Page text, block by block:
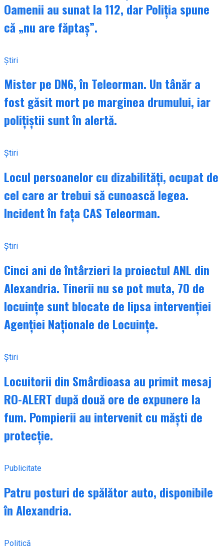
Oamenii au sunat la 112, dar Poliția spune
că „nu are făptaș”.
Știri
Mister pe DN6, în Teleorman. Un tânăr a
fost găsit mort pe marginea drumului, iar
polițiștii sunt în alertă.
Știri
Locul persoanelor cu dizabilități, ocupat de
cel care ar trebui să cunoască legea.
Incident în fața CAS Teleorman.
Știri
Cinci ani de întârzieri la proiectul ANL din
Alexandria. Tinerii nu se pot muta, 70 de
locuințe sunt blocate de lipsa intervenției
Agenției Naționale de Locuințe.
Știri
Locuitorii din Smârdioasa au primit mesaj
RO-ALERT după două ore de expunere la
fum. Pompierii au intervenit cu măști de
protecție.
Publicitate
Patru posturi de spălător auto, disponibile
în Alexandria.
Politică